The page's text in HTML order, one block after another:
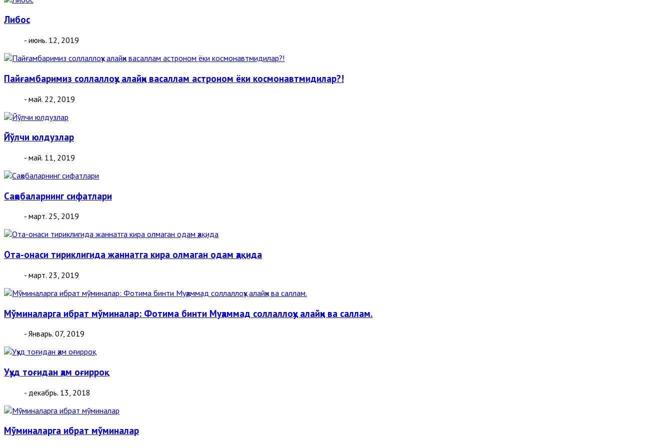
Либос
- июнь. 12, 2019
Пайғамбаримиз соллаллоҳу алайҳи васаллам астроном ёки космонавтмидилар?!
- май. 22, 2019
Йўлчи юлдузлар
- май. 11, 2019
Саҳобаларнинг сифатлари
- март. 25, 2019
Ота-онаси тириклигида жаннатга кира олмаган одам ҳақида
- март. 23, 2019
Мўминаларга ибрат мўминалар: Фотима бинти Муҳаммад соллаллоҳу алайҳи ва саллам.
- Январь. 07, 2019
Уҳуд тоғидан ҳам оғирроқ
- декабрь. 13, 2018
Мўминаларга ибрат мўминалар